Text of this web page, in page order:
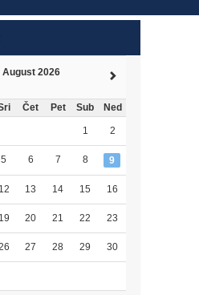
August 2026
Čet Pet Sub Ned
1 2
5 6 7 8 9
12 13 14 15 16
19 20 21 22 23
27 28 29 30